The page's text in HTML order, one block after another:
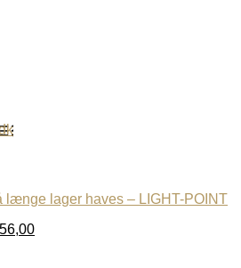
længe lager haves – LIGHT-POINT
Den